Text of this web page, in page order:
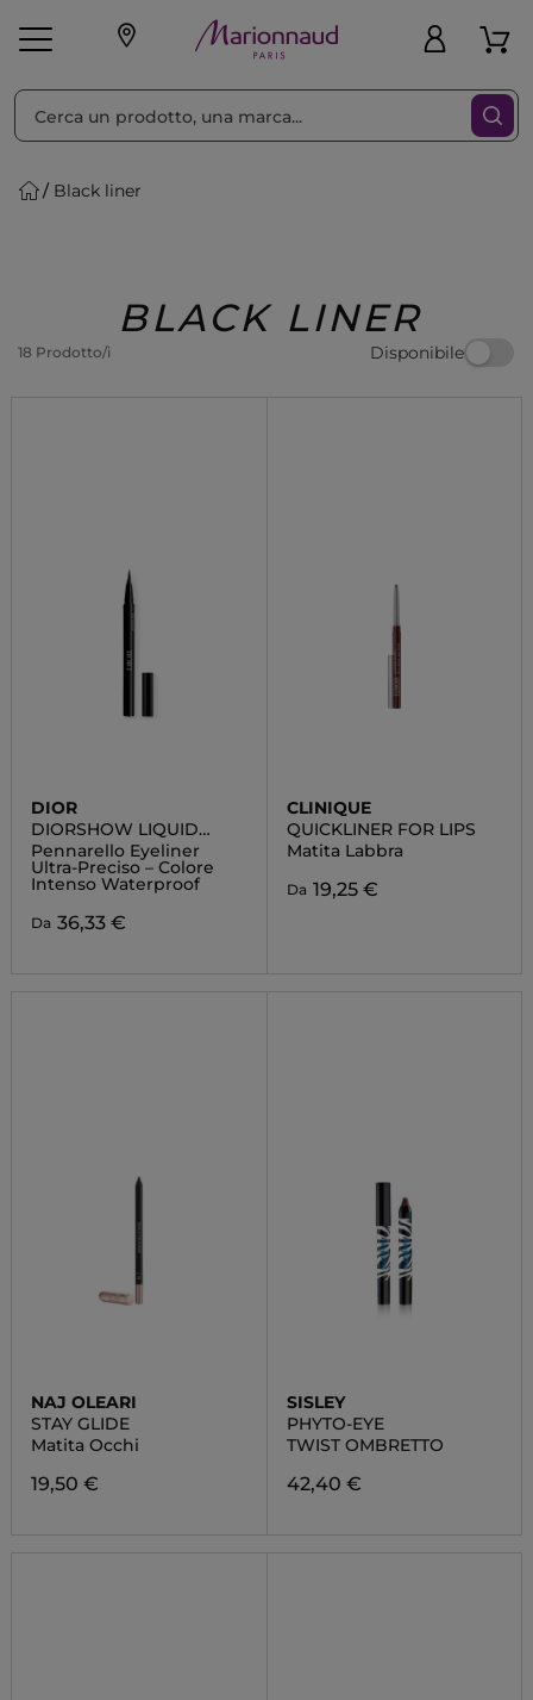
Make-up
Regalo
Black liner
BLACK LINER
18 Prodotto/i Disponibile
Ordina per Filtra
DIOR
DIORSHOW LIQUID
LINER
Pennarello Eyeliner
Ultra-Preciso – Colore
Intenso Waterproof
Da 36,33 €
CLINIQUE
QUICKLINER FOR LIPS
Matita Labbra
Da 19,25 €
NAJ OLEARI
STAY GLIDE
Matita Occhi
19,50 €
SISLEY
PHYTO-EYE
TWIST OMBRETTO
42,40 €